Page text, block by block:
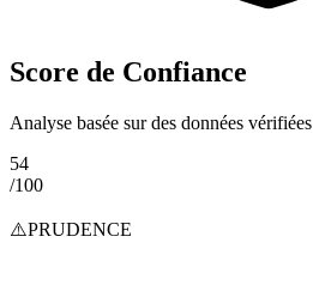
Score de Confiance
Analyse basée sur des données vérifiées
54
/100
⚠️PRUDENCE